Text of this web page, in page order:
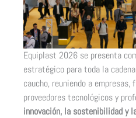
Equiplast 2026 se presenta
estratégico para toda la
caucho, reuniendo a
proveedores tecnológicos y
innovación, la sostenibilidad y